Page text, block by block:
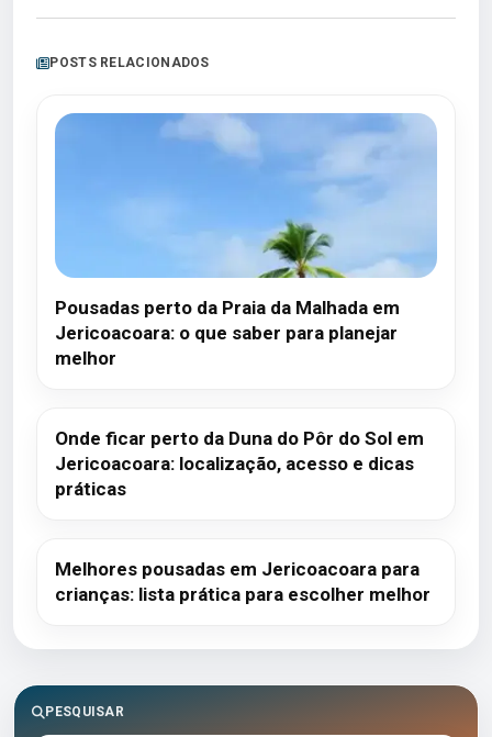
POSTS RELACIONADOS
Pousadas perto da Praia da Malhada em
Jericoacoara: o que saber para planejar
melhor
Onde ficar perto da Duna do Pôr do Sol em
Jericoacoara: localização, acesso e dicas
práticas
Melhores pousadas em Jericoacoara para
crianças: lista prática para escolher melhor
PESQUISAR